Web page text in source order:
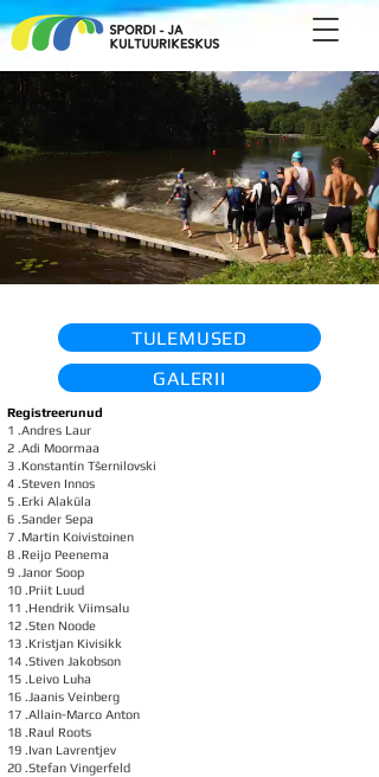
TULEMUSED
GALERII
Registreerunud
1 .Andres Laur
2 .Adi Moormaa
3 .Konstantin Tšernilovski
4 .Steven Innos
5 .Erki Alaküla
6 .Sander Sepa
7 .Martin Koivistoinen
8 .Reijo Peenema
9 .Janor Soop
10 .Priit Luud
11 .Hendrik Viimsalu
12 .Sten Noode
13 .Kristjan Kivisikk
14 .Stiven Jakobson
15 .Leivo Luha
16 .Jaanis Veinberg
17 .Allain-Marco Anton
18 .Raul Roots
19 .Ivan Lavrentjev
20 .Stefan Vingerfeld